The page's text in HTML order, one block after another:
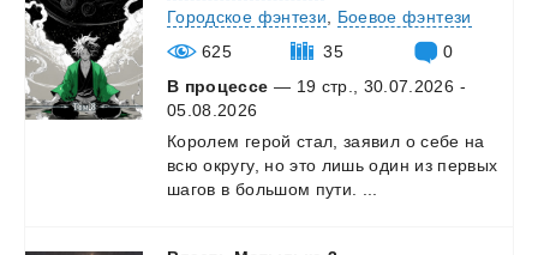
Городское фэнтези
Боевое фэнтези
625
35
0
В процессе — 19 стр., 30.07.2026 -
05.08.2026
Королем герой стал, заявил о себе на
всю округу, но это лишь один из первых
шагов в большом пути.